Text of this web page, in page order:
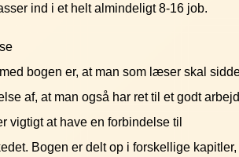
ind i et helt almindeligt 8-16 job.
bogen er, at man som læser skal
af, at man også har ret til et godt
vigtigt at have en forbindelse til
Bogen er delt op i forskellige